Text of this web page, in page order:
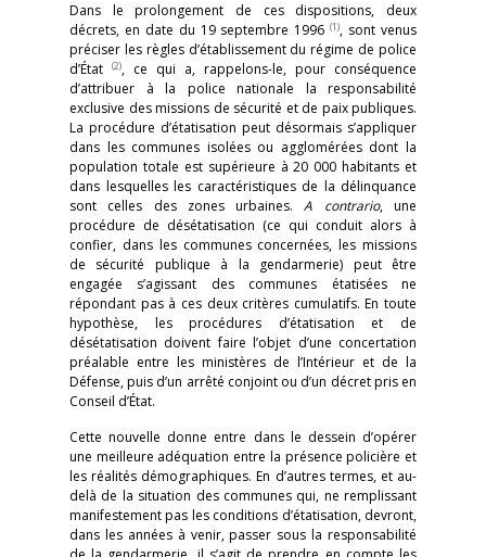
Dans le prolongement de ces dispositions, deux
décrets, en date du 19 septembre 1996(1), sont venus
préciser les règles d’établissement du régime de police
d’État
(2), ce qui a, rappelons-le, pour conséquence
d’attribuer à la police nationale la responsabilité
exclusive des missions de sécurité et de paix publiques.
La procédure d’étatisation peut désormais s’appliquer
dans les communes isolées ou agglomérées dont la
population totale est supérieure à 20 000 habitants et
dans lesquelles les caractéristiques de la délinquance
sont celles des zones urbaines.A contrario, une
procédure de désétatisation (ce qui conduit alors à
confier, dans les communes concernées, les missions
de sécurité publique à la gendarmerie) peut être
engagée s’agissant des communes étatisées ne
répondant pas à ces deux critères cumulatifs. En toute
hypothèse, les procédures d’étatisation et de
désétatisation doivent faire l’objet d’une concertation
préalable entre les ministères de l’Intérieur et de la
Défense, puis d’un arrêté conjoint ou d’un décret pris en
Conseil d’État.
Cette nouvelle donne entre dans le dessein d’opérer
une meilleure adéquation entre la présence policière et
les réalités démographiques. En d’autres termes, et au-
delà de la situation des communes qui, ne remplissant
manifestement pas les conditions d’étatisation, devront,
dans les années à venir, passer sous la responsabilité